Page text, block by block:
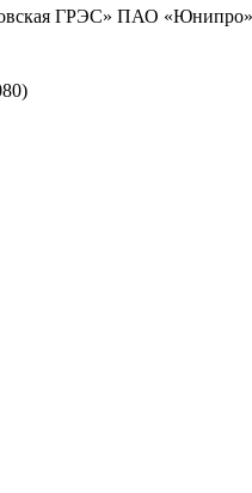
ГРЭС» ПАО